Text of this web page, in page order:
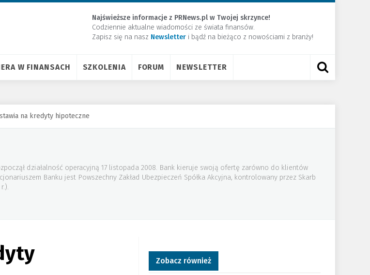
Najświeższe informacje z PRNews.pl w Twojej skrzynce!
Codziennie aktualne wiadomości ze świata finansów.
Zapisz się na nasz Newsletter ​i bądź na bieżąco z nowościami z branży!
W FINANSACH SZKOLENIA FORUM NEWSLETTER
na kredyty hipoteczne
działalność operacyjną 17 listopada 2008. Bank kieruje swoją ofertę zarówno do klientów
Banku jest Powszechny Zakład Ubezpieczeń Spółka Akcyjna, kontrolowany przez Skarb
Zobacz również